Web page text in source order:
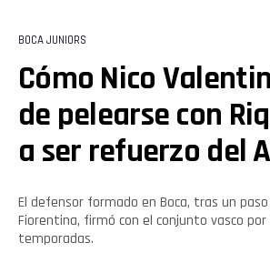
BOCA JUNIORS
Cómo Nico
de pelearse con
a ser refuerzo del
El defensor formado en Boca, tras un
Fiorentina, firmó con el conjunto vasco
temporadas.
Flipboard
Reddit
Pinterest
Whatsapp